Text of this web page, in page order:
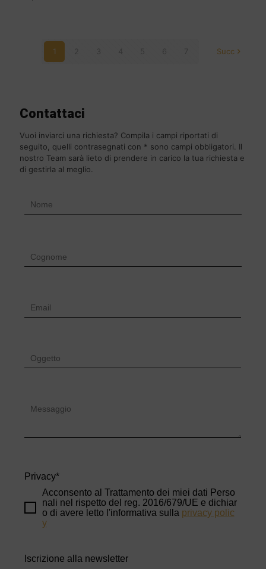
1 2 3 4 6 Succ
Contattaci
Vuoi inviarci una richiesta? Compila i campi riportati di
seguito, quelli contrasegnati con * sono campi obbligatori. Il
nostro Team sarà lieto di prendere in carico la tua richiesta e
di gestirla al meglio.
Privacy*
Acconsento al Trattamento dei miei dati Perso
nali nel rispetto del reg. 2016/679/UE e dichiar
o di avere letto l'informativa sulla privacy polic
y
Iscrizione alla newsletter